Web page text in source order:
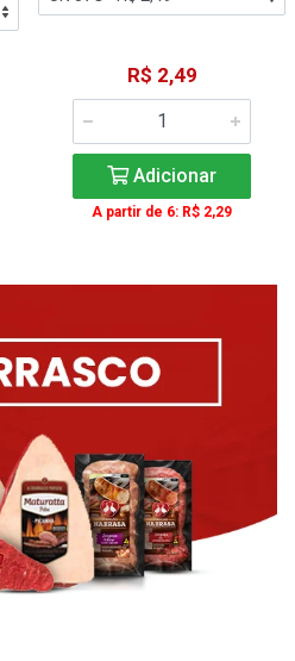
R$ 2,49
Adicionar
A partir de 6: R$ 2,29